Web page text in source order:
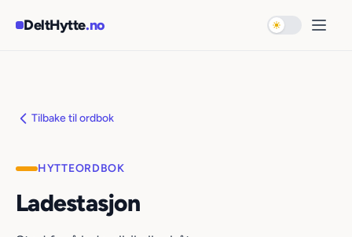
DeltHytte.no Bytt til mørk
Åpne
Tilbake til ordbok
HYTTEORDBOK
Ladestasjon